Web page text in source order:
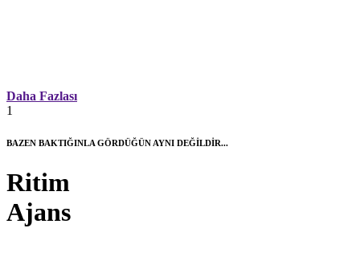
Daha Fazlası
1
BAZEN BAKTIĞINLA GÖRDÜĞÜN AYNI DEĞİLDİR...
Ritim
Ajans